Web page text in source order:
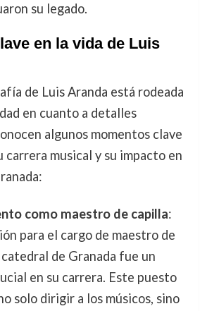
su legado.
en la vida de Luis
de Luis Aranda está rodeada
en cuanto a detalles
algunos momentos clave
carrera musical y su impacto en
como maestro de capilla:
para el cargo de maestro de
de Granada fue un
en su carrera. Este puesto
solo dirigir a los músicos, sino